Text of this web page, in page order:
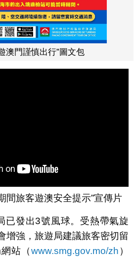
澳門謹慎出行”圖文包
間旅客遊澳安全提示”宣傳片
已發出3號風球。受熱帶氣旋
增強，旅遊局建議旅客密切留
站（www.smg.gov.mo/zh ）